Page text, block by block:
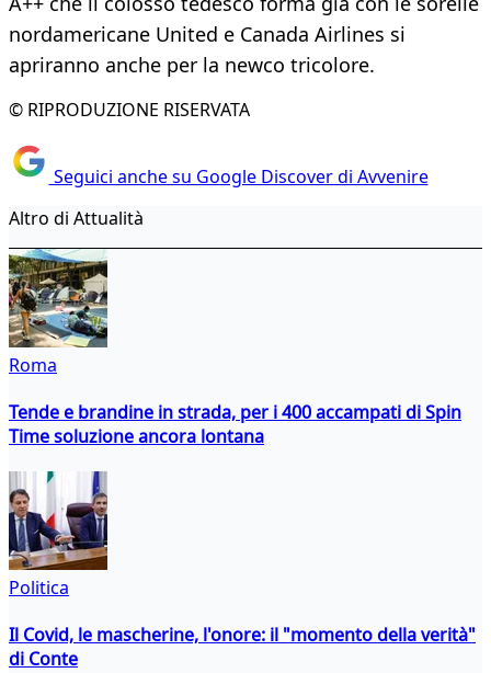
nordamericane United e Canada Airlines si
apriranno anche per la newco tricolore.
© RIPRODUZIONE RISERVATA
Seguici anche su Google Discover di Avvenire
Altro di Attualità
Roma
Tende e brandine in strada, per i 400 accampati di Spin
Time soluzione ancora lontana
Politica
Il Covid, le mascherine, l'onore: il "momento della verità"
di Conte